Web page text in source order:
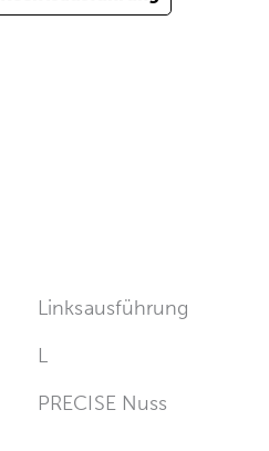
Linksausführung
L
PRECISE Nuss